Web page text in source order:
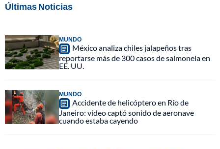
Últimas Noticias
MUNDO
México analiza chiles jalapeños tras
reportarse más de 300 casos de salmonela en
EE. UU.
MUNDO
Accidente de helicóptero en Río de
Janeiro: video captó sonido de aeronave
cuando estaba cayendo